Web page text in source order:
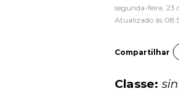
segunda-feira, 23
Atualizado às
Compartilhar
Classe: